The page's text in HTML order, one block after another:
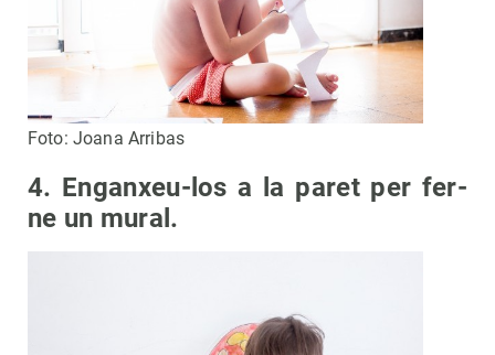
Foto: Joana Arribas
4. Enganxeu-los a la paret per fer-
ne un mural.